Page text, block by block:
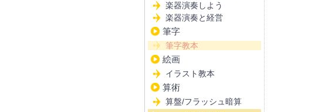
楽器演奏しよう
楽器演奏と経営
筆字
筆字教本
絵画
イラスト教本
算術
算盤/フラッシュ暗算